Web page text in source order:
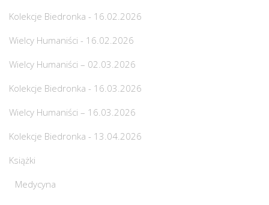
Kolekcje Biedronka - 16.02.2026
Wielcy Humaniści - 16.02.2026
Wielcy Humaniści – 02.03.2026
Kolekcje Biedronka - 16.03.2026
Wielcy Humaniści – 16.03.2026
Kolekcje Biedronka - 13.04.2026
Książki
Medycyna